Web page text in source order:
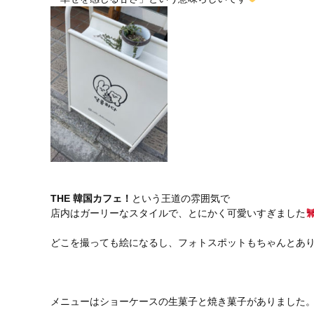
THE 韓国カフェ！ という王道の雰囲気で
店内はガーリーなスタイルで、とにかく可愛いすぎました
どこを撮っても絵になるし、フォトスポットもちゃんとあ
メニューはショーケースの生菓子と焼き菓子がありました。